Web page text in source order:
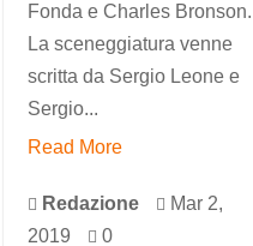
Fonda e Charles Bronson.
La sceneggiatura venne
scritta da Sergio Leone e
Sergio...
Read More
 Redazione  Mar 2,
2019
 0